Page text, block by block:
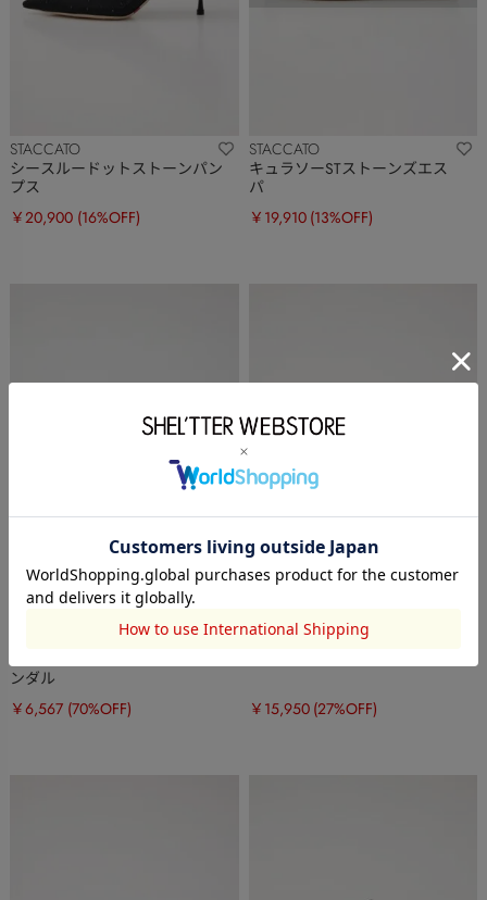
STACCATO
シースルードットストーンパン
プス
￥20,900 (16%OFF)
STACCATO
キュラソーSTストーンズエス
パ
￥19,910 (13%OFF)
ンダル
￥6,567 (70%OFF)
STACCATO
￥15,950 (27%OFF)